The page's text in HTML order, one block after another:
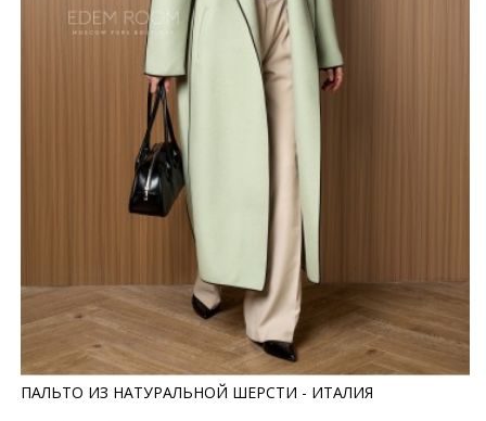
ПАЛЬТО ИЗ НАТУРАЛЬНОЙ ШЕРСТИ - ИТАЛИЯ